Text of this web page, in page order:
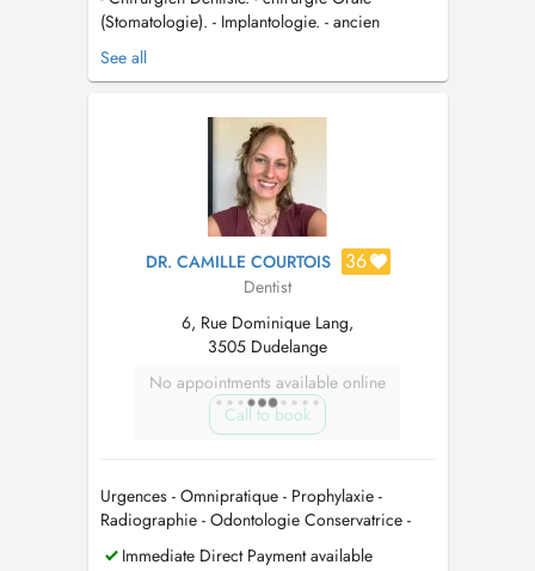
(Stomatologie). - Implantologie. - ancien
praticien attaché à l'hôpital d'Argenteuil (Ile-de-
France) en service Stomatologie et chirurgie
chirurgie réparatrice. - Stage en chirurgie
Maxillo- Faciale et Traumatol...
See all
DR. CAMILLE COURTOIS 36
Dentist
6, Rue Dominique Lang,
3505 Dudelange
No appointments available online
Call to book
Urgences - Omnipratique - Prophylaxie -
Radiographie - Odontologie Conservatrice -
Endodontie - Parodontologie - Chirurgie Orale
Immediate Direct Payment available